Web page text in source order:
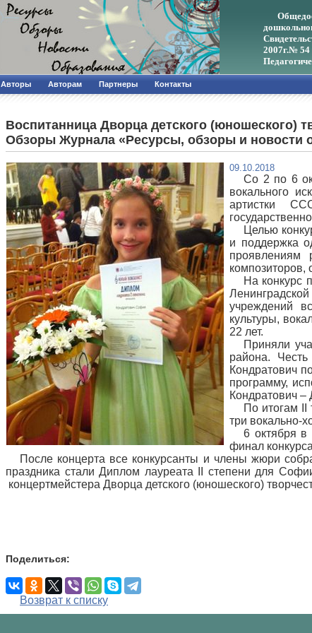
2007г.№ 54
Авторы Авторам Партнеры Контакты
Воспитанница Дворца детского (юношеского)
Обзоры Журнала «Ресурсы, обзоры и новости
09.10.2018
Со 2 по 6
вокального
артистки
Целью
и поддержка
проявлениям
композиторов,
На конкурс
учреждений
культуры,
22 лет.
Приняли
района.
Кондратович
программу,
Кондратович
По итогам
три вокально-
6 октября в
финал
После концерта все конкурсанты и члены жюри
праздника стали Диплом лауреата II степени для
концертмейстера Дворца детского (юношеского)
Поделиться:
Возврат к списку